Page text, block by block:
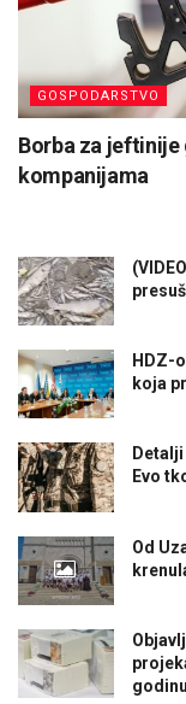
GOSPODARSTVO
Borba za
kompanijama
HDZ-
koja
Evo
Od
godinu